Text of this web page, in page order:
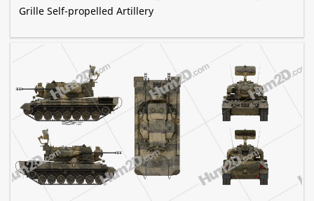
Grille Self-propelled Artillery